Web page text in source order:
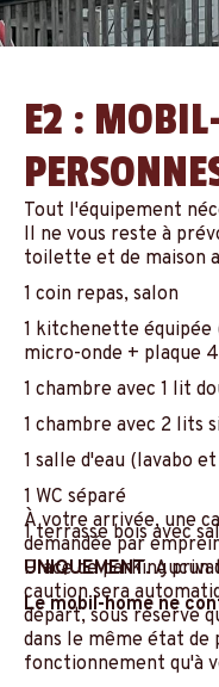
E2 :
Tout l'équipement
Il ne vous reste à
toilette et de maison
1 coin repas, salon
1 kitchenette équipée
micro-onde + plaque
1 chambre avec 1 lit
1 chambre avec 2 lits
1 salle d'eau (lavabo
1 WC séparé
1 terrasse bois avec
Place de parking
Le mobil-home ne
À votre arrivée, une
demandée par
UNIQUEMENT. Aucun
caution sera
départ, sous réserve
dans le même état
fonctionnement qu'à